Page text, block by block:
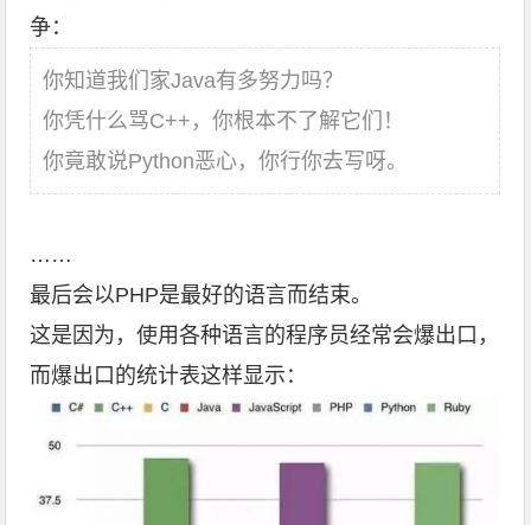
争：
你知道我们家Java有多努力吗？
你凭什么骂C++，你根本不了解它们！
你竟敢说Python恶心，你行你去写呀。
……
最后会以PHP是最好的语言而结束。
这是因为，使用各种语言的程序员经常会爆出口，
而爆出口的统计表这样显示：